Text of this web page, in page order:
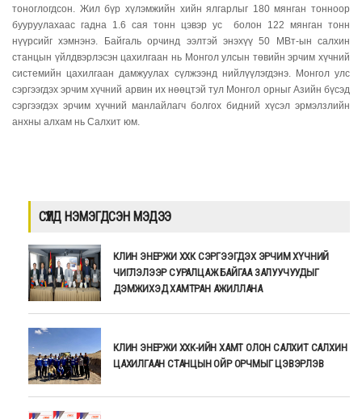
тоноглогдсон. Жил бүр хүлэмжийн хийн ялгарлыг 180 мянган тонноор
бууруулахаас гадна 1.6 сая тонн цэвэр ус болон 122 мянган тонн
нүүрсийг хэмнэнэ. Байгаль орчинд ээлтэй энэхүү 50 МВт-ын салхин
станцын үйлдвэрлэсэн цахилгаан нь Монгол улсын төвийн эрчим хүчний
системийн цахилгаан дамжуулах сүлжээнд нийлүүлэгдэнэ. Монгол улс
сэргээгдэх эрчим хүчний арвин их нөөцтэй тул Монгол орныг Азийн бүсэд
сэргээгдэх эрчим хүчний манлайлагч болгох бидний хүсэл эрмэлзлийн
анхны алхам нь Салхит юм.
СҮҮЛД НЭМЭГДСЭН МЭДЭЭ
КЛИН ЭНЕРЖИ ХХК СЭРГЭЭГДЭХ ЭРЧИМ ХҮЧНИЙ
ЧИГЛЭЛЭЭР СУРАЛЦАЖ БАЙГАА ЗАЛУУЧУУДЫГ
ДЭМЖИХЭД ХАМТРАН АЖИЛЛАНА
КЛИН ЭНЕРЖИ ХХК-ИЙН ХАМТ ОЛОН САЛХИТ САЛХИН
ЦАХИЛГААН СТАНЦЫН ОЙР ОРЧМЫГ ЦЭВЭРЛЭВ